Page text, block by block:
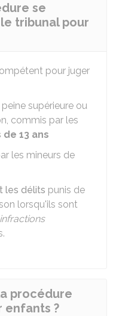
se
tribunal pour
pour juger
supérieure ou
commis par les
de 13 ans
les mineurs de
les délits punis de
lorsqu'ils sont
infractions
procédure
enfants ?